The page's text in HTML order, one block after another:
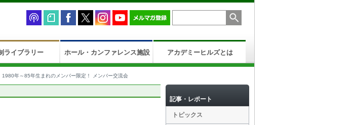
ライブラリー ホール・カンファレンス施設 アカデミーヒルズとは
年～85年生まれのメンバー限定！ メンバー交流会
記事・レポート
トピックス